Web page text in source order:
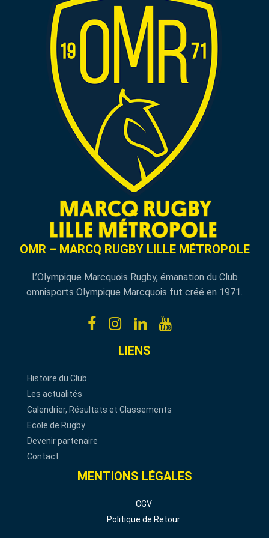
OMR – MARCQ RUGBY LILLE MÉTROPOLE
L’Olympique Marcquois Rugby, émanation du Club
omnisports Olympique Marcquois fut créé en 1971.
LIENS
Histoire du Club
Les actualités
Calendrier, Résultats et Classements
Ecole de Rugby
Devenir partenaire
Contact
MENTIONS LÉGALES
CGV
Politique de Retour